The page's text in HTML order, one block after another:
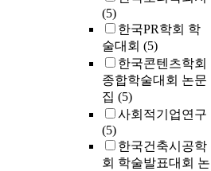
(5)
한국PR학회 학
술대회 (5)
한국콘텐츠학회
종합학술대회 논문
집 (5)
사회적기업연구
(5)
한국건축시공학
회 학술발표대회 논